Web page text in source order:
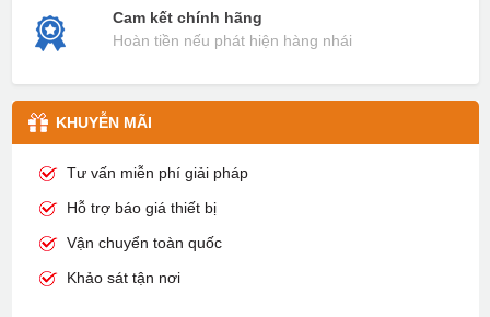
Cam kết chính hãng
Hoàn tiền nếu phát hiện hàng nhái
KHUYỄN MÃI
Tư vấn miễn phí giải pháp
Hỗ trợ báo giá thiết bị
Vận chuyển toàn quốc
Khảo sát tận nơi